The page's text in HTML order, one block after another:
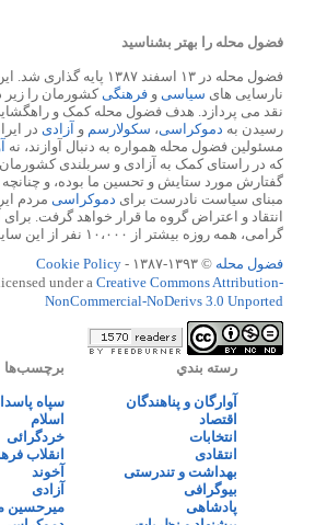
فضول محله را بهتر بشناسید
فضول محله در ۱۳ اسفند ۱۳۸۷
نارسایی های سیاسی و فرهنگیکشورمان را زیر
نقد می پردازد. هدف فضول محله کمک و
رسیدن به دموکراسی، سکولارسم و آزادی در
مسئولین فضول محله همواره به دنبال آوازند، نه
که در راستای کمک به آزادی و سربلندی
گفتارش مورد ستایش و تحسین ما بوده، و چنانچه
مبنای سیاست نادرست برای دموکراسی مردم
انتقاد و اعتراض گروه ما قرار خواهد گرفت.
گرامی، همه روزه بیشتر از ۱۰،۰۰۰ نفر از این سایت دیدن می کنند.
فضول محله © ۱۳۹۳-۱۳۸۷ -
Cookie Policy
under a Creative Commons Attribution-
NonCommercial-NoDerivs 3.0 Unported
رسته بندي
آوارگان و پناهندگان
اقتصاد
انتخابات
انتقادی
بهداشت و تندرستی
بیوگرافی
پادشاهی
برچسب‌ها
سپاه
اسلام
خردگرائی
انقلاب
آخوند
آزادی
میرحسین